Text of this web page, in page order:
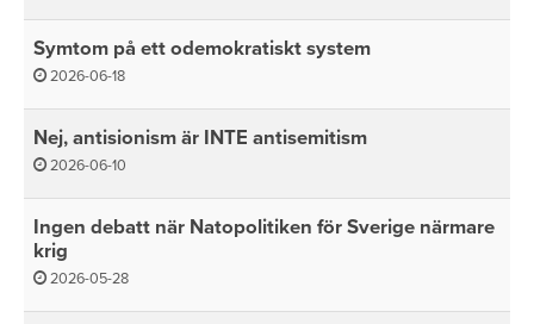
Symtom på ett odemokratiskt system
2026-06-18
Nej, antisionism är INTE antisemitism
2026-06-10
Ingen debatt när Natopolitiken för Sverige närmare
krig
2026-05-28